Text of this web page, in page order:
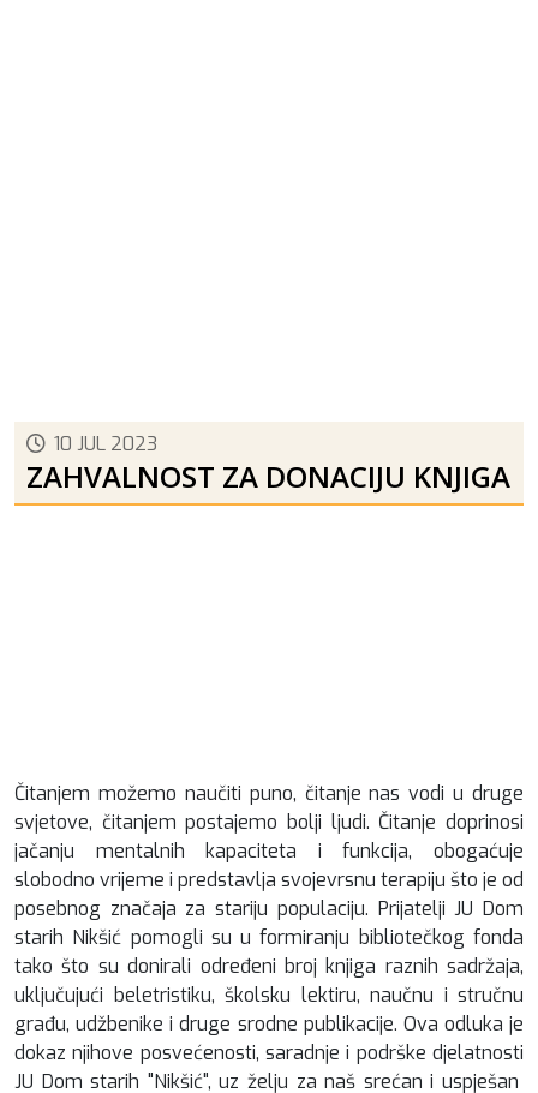
10 JUL 2023
ZAHVALNOST ZA DONACIJU KNJIGA
Čitanjem možemo naučiti puno, čitanje nas vodi u druge
svjetove, čitanjem postajemo bolji ljudi. Čitanje doprinosi
jačanju mentalnih kapaciteta i funkcija, obogaćuje
slobodno vrijeme i predstavlja svojevrsnu terapiju što je od
posebnog značaja za stariju populaciju. Prijatelji JU Dom
starih Nikšić pomogli su u formiranju bibliotečkog fonda
tako što su donirali određeni broj knjiga raznih sadržaja,
uključujući beletristiku, školsku lektiru, naučnu i stručnu
građu, udžbenike i druge srodne publikacije. Ova odluka je
dokaz njihove posvećenosti, saradnje i podrške djelatnosti
JU Dom starih "Nikšić", uz želju za naš srećan i uspješan